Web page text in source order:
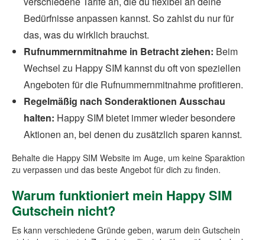
Bedürfnisse anpassen kannst. So zahlst du nur für
das, was du wirklich brauchst.
Rufnummernmitnahme in Betracht ziehen: Beim
Wechsel zu Happy SIM kannst du oft von speziellen
Angeboten für die Rufnummernmitnahme profitieren.
Regelmäßig nach Sonderaktionen Ausschau
halten: Happy SIM bietet immer wieder besondere
Aktionen an, bei denen du zusätzlich sparen kannst.
Behalte die Happy SIM Website im Auge, um keine Sparaktion
zu verpassen und das beste Angebot für dich zu finden.
Warum funktioniert mein Happy SIM
Gutschein nicht?
Es kann verschiedene Gründe geben, warum dein Gutschein